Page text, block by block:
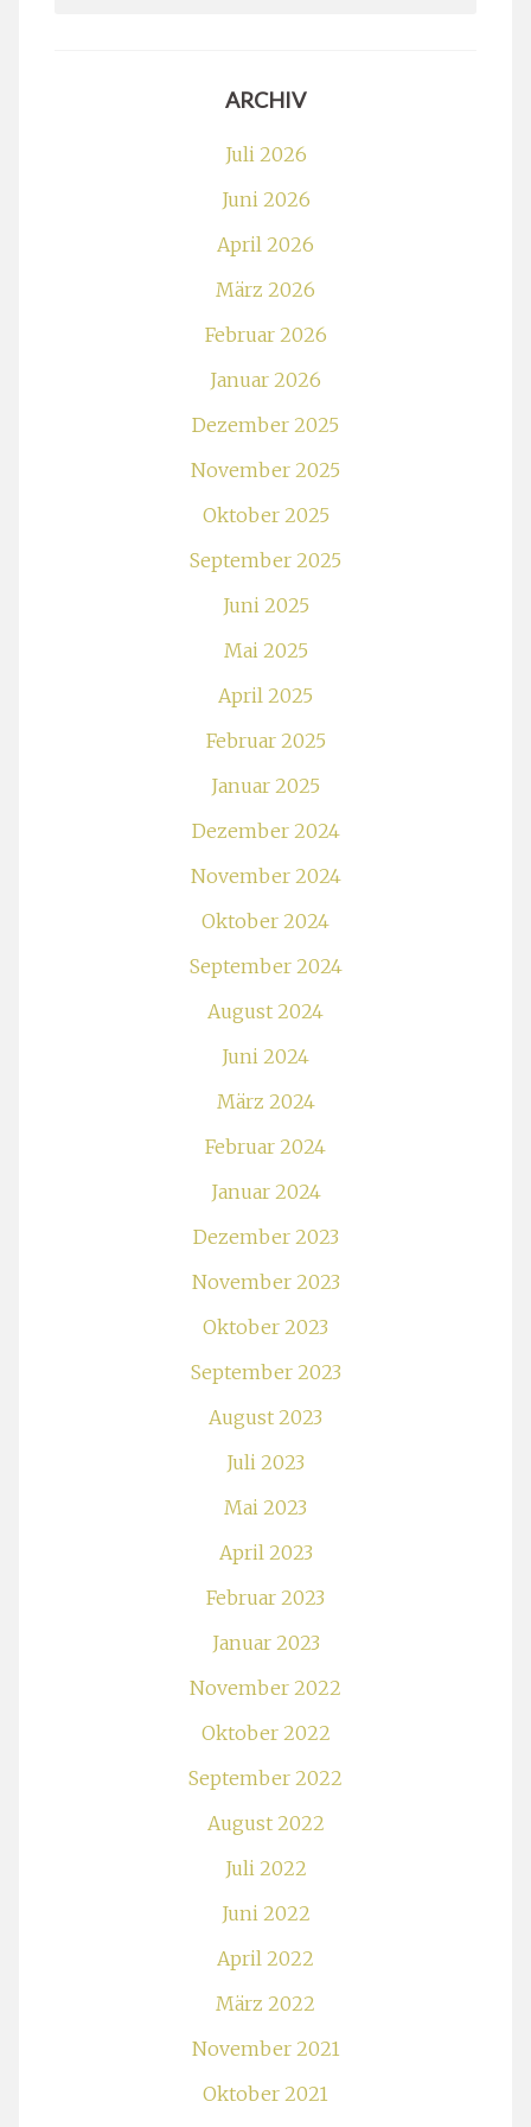
ARCHIV
Juli 2026
Juni 2026
April 2026
März 2026
Februar 2026
Januar 2026
Dezember 2025
November 2025
Oktober 2025
September 2025
Juni 2025
Mai 2025
April 2025
Februar 2025
Januar 2025
Dezember 2024
November 2024
Oktober 2024
September 2024
August 2024
Juni 2024
März 2024
Februar 2024
Januar 2024
Dezember 2023
November 2023
Oktober 2023
September 2023
August 2023
Juli 2023
Mai 2023
April 2023
Februar 2023
Januar 2023
November 2022
Oktober 2022
September 2022
August 2022
Juli 2022
Juni 2022
April 2022
März 2022
November 2021
Oktober 2021